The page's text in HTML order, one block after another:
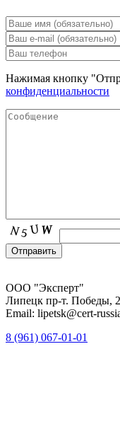
Нажимая кнопку
конфиденциальности
ООО "Эксперт"
Липецк пр-т. Победы,
Email: lipetsk@cert-
8 (961) 067-01-01